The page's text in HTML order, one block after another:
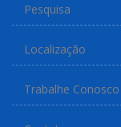
Pesquisa
Localização
Trabalhe Conosco